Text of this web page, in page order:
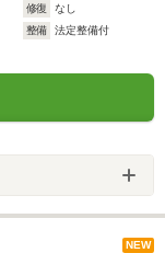
修復
なし
整備
法定整備付
NEW